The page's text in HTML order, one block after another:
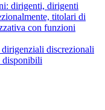
dirigenti, dirigenti
titolari di
con funzioni
discrezionali
disponibili